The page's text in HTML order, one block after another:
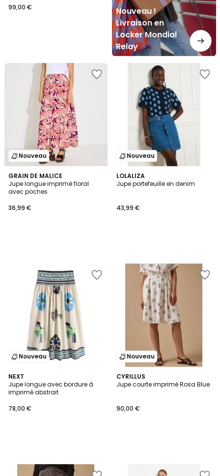
99,00 €
Nouveau !
Livraison en
Locker Mondial
Relay
Nouveau
GRAIN DE MALICE
Jupe longue imprimé floral
avec poches
36,99 €
Nouveau
LOLALIZA
Jupe portefeuille en denim
43,99 €
Nouveau
NEXT
Jupe longue avec bordure à
imprimé abstrait
78,00 €
Nouveau
CYRILLUS
Jupe courte imprimé Rosa Blue
90,00 €